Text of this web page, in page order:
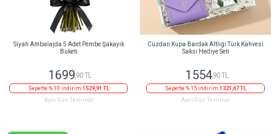
Siyah Ambalajda 5 Adet Pembe Şakayık
Buketi
1699,90 TL
Sepette % 10 indirim 1529,91 TL
Aynı Gün Teslimat
Cüzdan Kupa Bardak Altlığı Türk Kahvesi
Saksı Hediye Seti
1554,90 TL
Sepette % 15 indirim 1321,67 TL
Aynı Gün Teslimat